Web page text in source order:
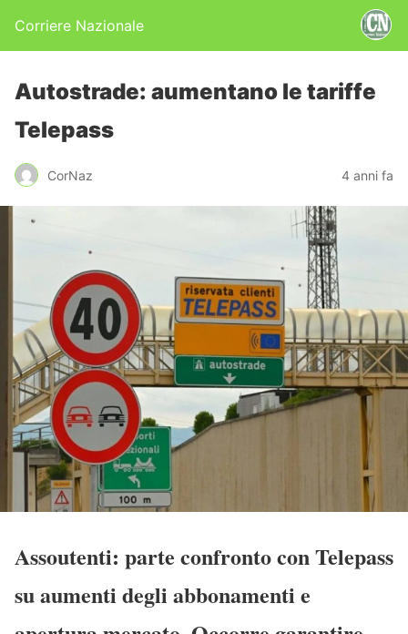
Corriere Nazionale
Autostrade: aumentano le tariffe
Telepass
CorNaz 4 anni fa
Assoutenti: parte confronto con Telepass
su aumenti degli abbonamenti e